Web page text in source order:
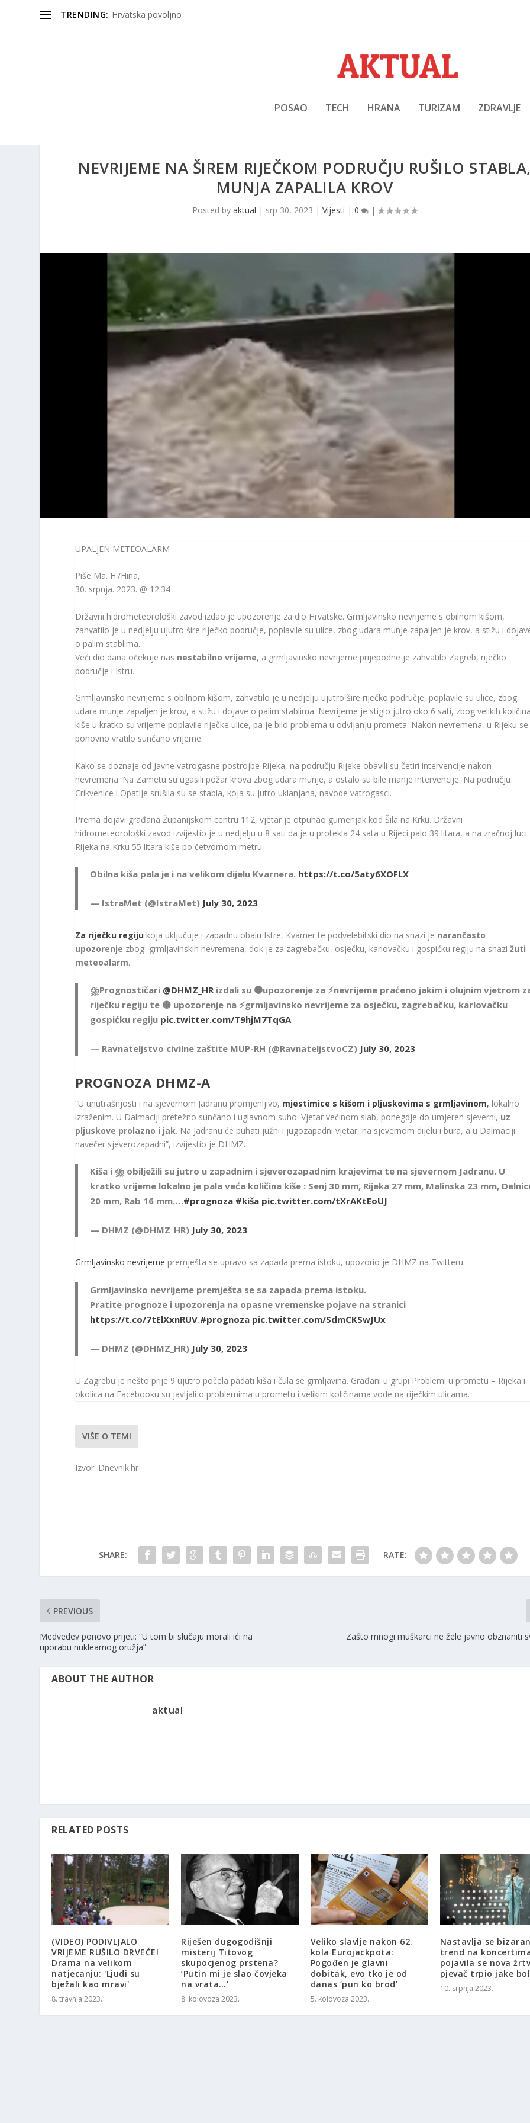
TRENDING: Hrvatska povoljno
POSAO TECH HRANA TURIZAM ZDRAVLJE
NEVRIJEME NA ŠIREM RIJEČKOM PODRUČJU RUŠILO
MUNJA ZAPALILA KROV
Posted by aktual | srp 30, 2023 | Vijesti | 0 |
UPALJEN METEOALARM
Piše Ma. H./Hina,
30. srpnja. 2023. @ 12:34
Državni hidrometeorološki zavod izdao je upozorenje za dio Hrvatske. Grmljavinsko nevrijeme s obilnom kišom,
zahvatilo je u nedjelju ujutro šire riječko područje, poplavile su ulice, zbog udara munje zapaljen je krov, a stižu i
o palim stablima.
Veći dio dana očekuje nas nestabilno vrijeme, a grmljavinsko nevrijeme prijepodne je zahvatilo Zagreb, riječko
područje i Istru.
Grmljavinsko nevrijeme s obilnom kišom, zahvatilo je u nedjelju ujutro šire riječko područje, poplavile su ulice, zbog
udara munje zapaljen je krov, a stižu i dojave o palim stablima. Nevrijeme je stiglo jutro oko 6 sati, zbog velikih
kiše u kratko su vrijeme poplavile riječke ulice, pa je bilo problema u odvijanju prometa. Nakon nevremena, u Rijeku se
ponovno vratilo sunčano vrijeme.
Kako se doznaje od Javne vatrogasne postrojbe Rijeka, na području Rijeke obavili su četiri intervencije nakon
nevremena. Na Zametu su ugasili požar krova zbog udara munje, a ostalo su bile manje intervencije. Na području
Crikvenice i Opatije srušila su se stabla, koja su jutro uklanjana, navode vatrogasci.
Prema dojavi građana Županijskom centru 112, vjetar je otpuhao gumenjak kod Šila na Krku. Državni
hidrometeorološki zavod izvijestio je u nedjelju u 8 sati da je u protekla 24 sata u Rijeci palo 39 litara, a na zračnoj luci
Rijeka na Krku 55 litara kiše po četvornom metru.
Obilna kiša pala je i na velikom dijelu Kvarnera. https://t.co/5aty6XOFLX
— IstraMet (@IstraMet) July 30, 2023
Za riječku regiju koja uključuje i zapadnu obalu Istre, Kvarner te podvelebitski dio na snazi je narančasto
upozorenje zbog grmljavinskih nevremena, dok je za zagrebačku, osječku, karlovačku i gospićku regiju na snazižuti
meteoalarm.
⛈️Prognostičari @DHMZ_HR izdali su 🟠upozorenje za ⚡️nevrijeme praćeno jakim i olujnim vjetrom
riječku regiju te 🟡 upozorenje na ⚡️grmljavinsko nevrijeme za osječku, zagrebačku, karlovačku
gospićku regiju pic.twitter.com/T9hjM7TqGA
— Ravnateljstvo civilne zaštite MUP-RH (@RavnateljstvoCZ) July 30, 2023
PROGNOZA DHMZ-A
“U unutrašnjosti i na sjevernom Jadranu promjenljivo, mjestimice s kišom i pljuskovima s grmljavinom, lokalno
izraženim. U Dalmaciji pretežno sunčano i uglavnom suho. Vjetar većinom slab, ponegdje do umjeren sjeverni, uz
pljuskove prolazno i jak. Na Jadranu će puhati južni i jugozapadni vjetar, na sjevernom dijelu i bura, a u Dalmaciji
navečer sjeverozapadni”, izvijestio je DHMZ.
Kiša i ⛈️ obilježili su jutro u zapadnim i sjeverozapadnim krajevima te na sjevernom Jadranu. U
kratko vrijeme lokalno je pala veća količina kiše : Senj 30 mm, Rijeka 27 mm, Malinska 23 mm,
20 mm, Rab 16 mm….#prognoza #kiša pic.twitter.com/tXrAKtEoUJ
— DHMZ (@DHMZ_HR) July 30, 2023
Grmljavinsko nevrijeme premješta se upravo sa zapada prema istoku, upozorio je DHMZ na Twitteru.
Grmljavinsko nevrijeme premješta se sa zapada prema istoku.
Pratite prognoze i upozorenja na opasne vremenske pojave na stranici
https://t.co/7tElXxnRUV.#prognoza pic.twitter.com/SdmCKSwJUx
— DHMZ (@DHMZ_HR) July 30, 2023
U Zagrebu je nešto prije 9 ujutro počela padati kiša i čula se grmljavina. Građani u grupi Problemi u prometu – Rijeka i
okolica na Facebooku su javljali o problemima u prometu i velikim količinama vode na riječkim ulicama.
VIŠE O TEMI
Izvor: Dnevnik.hr
SHARE: RATE:
PREVIOUS
Medvedev ponovo prijeti: “U tom bi slučaju morali ići na
uporabu nuklearnog oružja”
Zašto mnogi muškarci ne žele javno obznaniti
ABOUT THE AUTHOR
aktual
RELATED POSTS
(VIDEO) PODIVLJALO
VRIJEME RUŠILO DRVEĆE!
Drama na velikom
natjecanju: 'Ljudi su
bježali kao mravi'
8. travnja 2023.
Riješen dugogodišnji
misterij Titovog
skupocjenog prstena?
‘Putin mi je slao čovjeka
na vrata…’
8. kolovoza 2023.
Veliko slavlje nakon 62.
kola Eurojackpota:
Pogođen je glavni
dobitak, evo tko je od
danas ‘pun ko brod’
5. kolovoza 2023.
Nastavlja se
trend na
pojavila se nova
pjevač trpio jake
10. srpnja 2023.